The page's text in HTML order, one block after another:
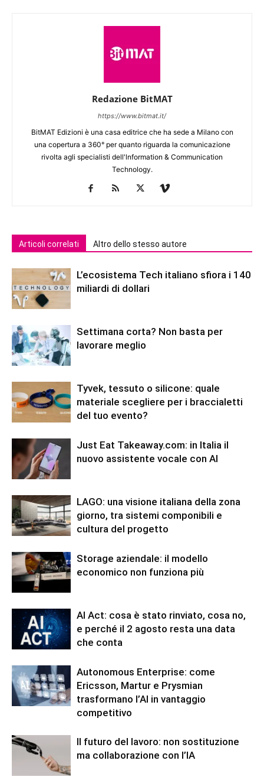
Redazione BitMAT
https://www.bitmat.it/
BitMAT Edizioni è una casa editrice che ha sede a Milano con
una copertura a 360° per quanto riguarda la comunicazione
rivolta agli specialisti dell'lnformation & Communication
Technology.
Articoli correlati Altro dello stesso autore
L’ecosistema Tech italiano sfiora i 140
miliardi di dollari
Settimana corta? Non basta per
lavorare meglio
Tyvek, tessuto o silicone: quale
materiale scegliere per i braccialetti
del tuo evento?
Just Eat Takeaway.com: in Italia il
nuovo assistente vocale con AI
LAGO: una visione italiana della zona
giorno, tra sistemi componibili e
cultura del progetto
Storage aziendale: il modello
economico non funziona più
AI Act: cosa è stato rinviato, cosa no,
e perché il 2 agosto resta una data
che conta
Autonomous Enterprise: come
Ericsson, Martur e Prysmian
trasformano l’AI in vantaggio
competitivo
Il futuro del lavoro: non sostituzione
ma collaborazione con l’IA